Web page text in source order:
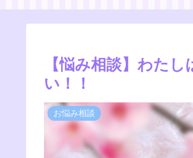
【悩み相談】わた
い！！
お悩み相談